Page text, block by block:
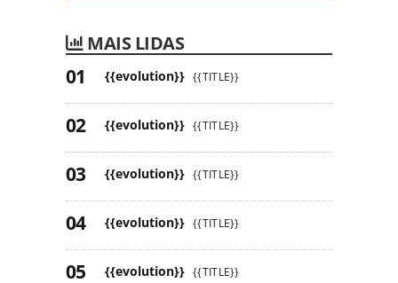
MAIS LIDAS
{{evolution}} {{TITLE}}
{{evolution}} {{TITLE}}
{{evolution}} {{TITLE}}
{{evolution}} {{TITLE}}
{{evolution}} {{TITLE}}